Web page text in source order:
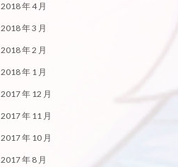
2018 年 4 月
2018 年 3 月
2018 年 2 月
2018 年 1 月
2017 年 12 月
2017 年 11 月
2017 年 10 月
2017 年 8 月